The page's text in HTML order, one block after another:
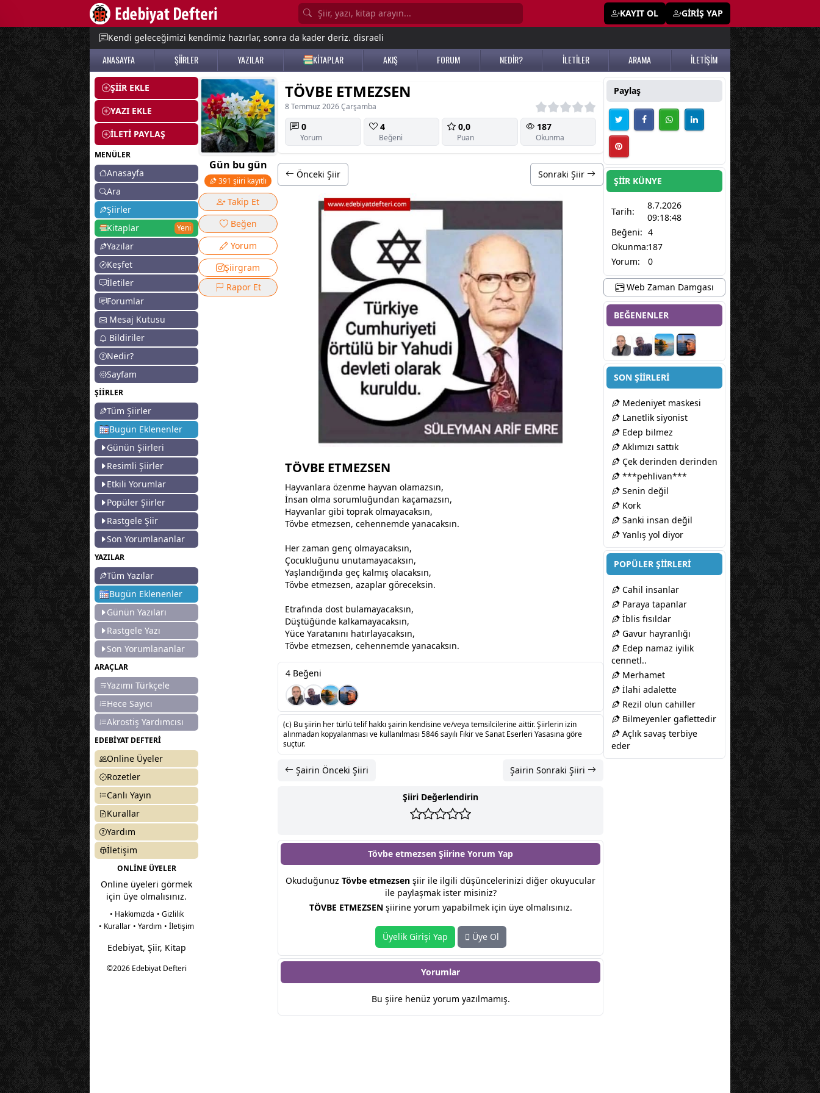
KAYIT OL GİRİŞ YAP
Kendi geleceğimizi kendimiz hazırlar, sonra da kader deriz. disraeli
ANASAYFA ŞİİRLER YAZILAR KİTAPLAR AKIŞ FORUM NEDİR? İLETİLER ARAMA İLETİŞİM
ŞİİR EKLE
YAZI EKLE
İLETİ PAYLAŞ
MENÜLER
Anasayfa
Ara
Şiirler
Kitaplar
Yeni
Yazılar
Keşfet
İletiler
Forumlar
Mesaj Kutusu
Bildiriler
Nedir?
Sayfam
ŞİİRLER
Tüm Şiirler
Bugün Eklenenler
Günün Şiirleri
Resimli Şiirler
Etkili Yorumlar
Popüler Şiirler
Rastgele Şiir
Son Yorumlananlar
YAZILAR
Tüm Yazılar
Bugün Eklenenler
Günün Yazıları
Rastgele Yazı
Son Yorumlananlar
ARAÇLAR
Yazımı Türkçele
Hece Sayıcı
Akrostiş Yardımcısı
EDEBİYAT DEFTERİ
Online Üyeler
Rozetler
Canlı Yayın
Kurallar
Yardım
İletişim
ONLİNE ÜYELER
Online üyeleri görmek
için üye olmalısınız.
• Hakkımızda • Gizlilik
• Kurallar • Yardım • İletişim
Edebiyat, Şiir, Kitap
©2026 Edebiyat Defteri
Gün bu gün
391 şiiri kayıtlı
Takip Et
Beğen
Yorum
Şiirgram
Rapor Et
TÖVBE ETMEZSEN
8 Temmuz 2026 Çarşamba
0
Yorum
4
Beğeni
0,0
Puan
187
Okunma
Önceki Şiir Sonraki Şiir
TÖVBE ETMEZSEN
Hayvanlara özenme hayvan olamazsın,
İnsan olma sorumluğundan kaçamazsın,
Hayvanlar gibi toprak olmayacaksın,
Tövbe etmezsen, cehennemde yanacaksın.
Her zaman genç olmayacaksın,
Çocukluğunu unutamayacaksın,
Yaşlandığında geç kalmış olacaksın,
Tövbe etmezsen, azaplar göreceksin.
Etrafında dost bulamayacaksın,
Düştüğünde kalkamayacaksın,
Yüce Yaratanını hatırlayacaksın,
Tövbe etmezsen, cehennemde yanacaksın.
4 Beğeni
(c) Bu şiirin her türlü telif hakkı şairin kendisine ve/veya temsilcilerine aittir. Şiirlerin izin
alınmadan kopyalanması ve kullanılması 5846 sayılı Fikir ve Sanat Eserleri Yasasına göre
suçtur.
Şairin Önceki Şiiri Şairin Sonraki Şiiri
Şiiri Değerlendirin
Tövbe etmezsen Şiirine Yorum Yap
Okuduğunuz Tövbe etmezsen şiir ile ilgili düşüncelerinizi diğer okuyucular
ile paylaşmak ister misiniz?
TÖVBE ETMEZSENşiirine yorum yapabilmek için üye olmalısınız.
Üyelik Girişi Yap Üye Ol
Yorumlar
Bu şiire henüz yorum yazılmamış.
Paylaş
ŞİİR KÜNYE
Tarih:
8.7.2026
09:18:48
Beğeni: 4
Okunma:187
Yorum:
0
Web Zaman Damgası
BEĞENENLER
SON ŞİİRLERİ
Medeniyet maskesi
Lanetlik siyonist
Edep bilmez
Aklımızı sattık
Çek derinden derinden
***pehlivan***
Senin değil
Kork
Sanki insan değil
Yanlış yol diyor
POPÜLER ŞİİRLERİ
Cahil insanlar
Paraya tapanlar
İblis fısıldar
Gavur hayranlığı
Edep namaz iyilik
cennetl..
Merhamet
İlahi adalette
Rezil olun cahiller
Bilmeyenler gaflettedir
Açlık savaş terbiye
eder
menu